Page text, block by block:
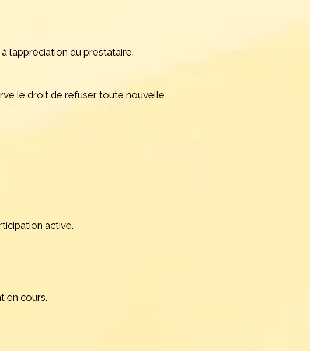
l’appréciation du prestataire.
le droit de refuser toute nouvelle
active.
en cours.